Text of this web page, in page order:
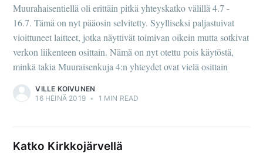
Muurahaisentiellä oli erittäin pitkä yhteyskatko välillä 4.7 -
16.7. Tämä on nyt pääosin selvitetty. Syylliseksi paljastuivat
vioittuneet laitteet, jotka näyttivät toimivan oikein mutta sotkivat
verkon liikenteen osittain. Nämä on nyt otettu pois käytöstä,
minkä takia Muuraisenkuja 4:n yhteydet ovat vielä osittain
VILLE KOIVUNEN
16 HEINÄ 2019 • 1 MIN READ
Katko Kirkkojärvellä